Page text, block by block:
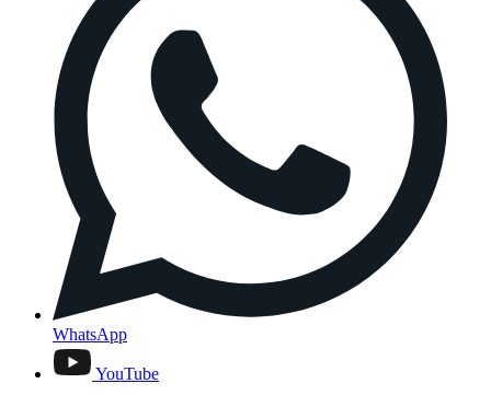
WhatsApp
YouTube